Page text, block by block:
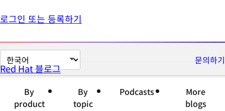
로그인 또는 등록하기
페
이
문의하기
Red Hat 블로그
By
product
By
topic
Podcasts
More
blogs